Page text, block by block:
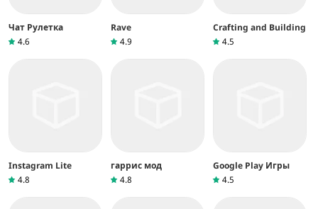
Чат Рулетка
4.6
Rave
4.9
Crafting and Building
4.5
Instagram Lite
4.8
гаррис мод
4.8
Google Play Игры
4.5